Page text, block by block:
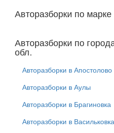
Авторазборки по
Авторазборки по
обл.
Авторазборки в Апостолово
Авторазборки в Аулы
Авторазборки в Брагиновка
Авторазборки в Васильковка